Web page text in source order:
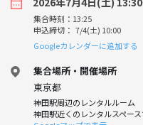
集合時刻：13:25
申込締切： 7/4(土) 10:00
Googleカレンダーに追加する
集合場所・開催場所
東京都
神田駅周辺のレンタルルーム
神田駅近くのレンタルスペー